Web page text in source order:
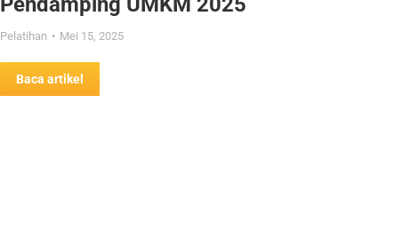
Pelatihan Mei 15, 2025
Baca artikel